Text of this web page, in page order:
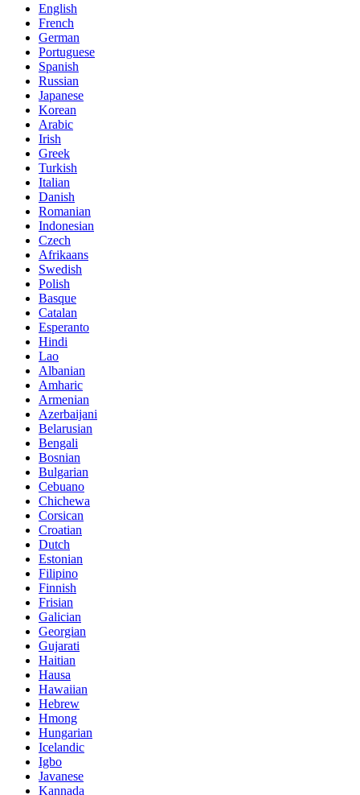
English
French
German
Portuguese
Spanish
Russian
Japanese
Korean
Arabic
Irish
Greek
Turkish
Italian
Danish
Romanian
Indonesian
Czech
Afrikaans
Swedish
Polish
Basque
Catalan
Esperanto
Hindi
Lao
Albanian
Amharic
Armenian
Azerbaijani
Belarusian
Bengali
Bosnian
Bulgarian
Cebuano
Chichewa
Corsican
Croatian
Dutch
Estonian
Filipino
Finnish
Frisian
Galician
Georgian
Gujarati
Haitian
Hausa
Hawaiian
Hebrew
Hmong
Hungarian
Icelandic
Igbo
Javanese
Kannada